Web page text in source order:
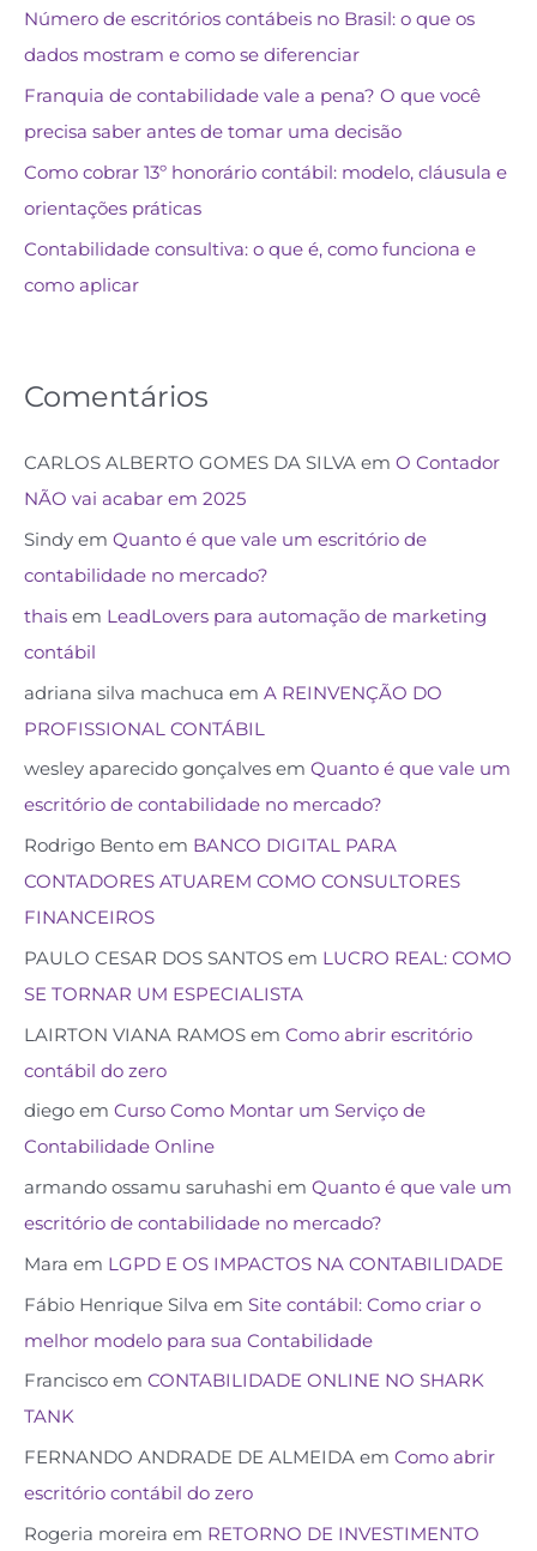
Número de escritórios contábeis no Brasil: o que os
dados mostram e como se diferenciar
Franquia de contabilidade vale a pena? O que você
precisa saber antes de tomar uma decisão
Como cobrar 13º honorário contábil: modelo, cláusula e
orientações práticas
Contabilidade consultiva: o que é, como funciona e
como aplicar
Comentários
CARLOS ALBERTO GOMES DA SILVA em O Contador
NÃO vai acabar em 2025
Sindy em Quanto é que vale um escritório de
contabilidade no mercado?
thais em LeadLovers para automação de marketing
contábil
adriana silva machuca em A REINVENÇÃO DO
PROFISSIONAL CONTÁBIL
wesley aparecido gonçalves em Quanto é que vale um
escritório de contabilidade no mercado?
Rodrigo Bento em BANCO DIGITAL PARA
CONTADORES ATUAREM COMO CONSULTORES
FINANCEIROS
PAULO CESAR DOS SANTOS em LUCRO REAL: COMO
SE TORNAR UM ESPECIALISTA
LAIRTON VIANA RAMOS em Como abrir escritório
contábil do zero
diego em Curso Como Montar um Serviço de
Contabilidade Online
armando ossamu saruhashi em Quanto é que vale um
escritório de contabilidade no mercado?
Mara em LGPD E OS IMPACTOS NA CONTABILIDADE
Fábio Henrique Silva em Site contábil: Como criar o
melhor modelo para sua Contabilidade
Francisco em CONTABILIDADE ONLINE NO SHARK
TANK
FERNANDO ANDRADE DE ALMEIDA em Como abrir
escritório contábil do zero
Rogeria moreira em RETORNO DE INVESTIMENTO